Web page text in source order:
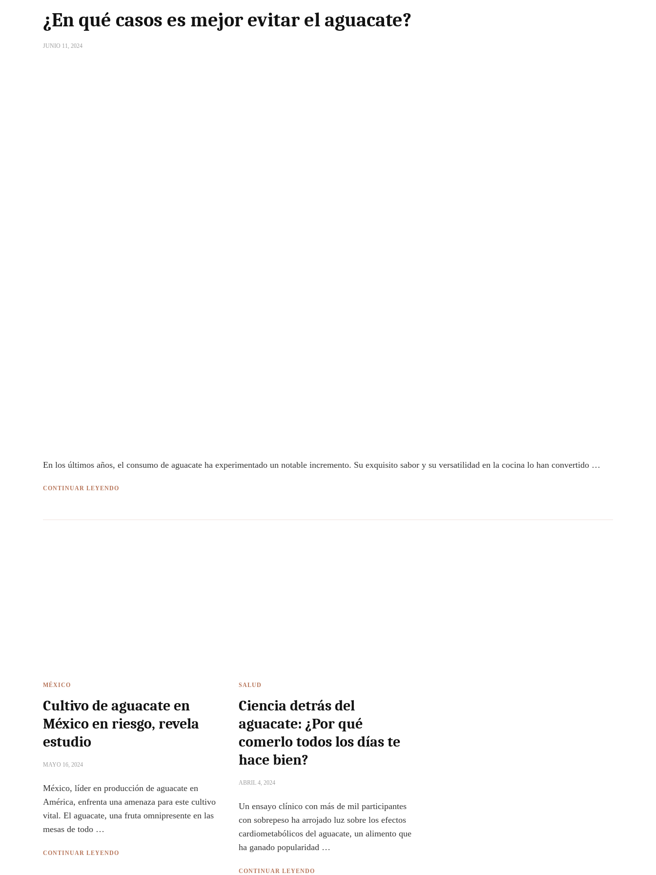
¿En qué casos es mejor evitar el aguacate?
JUNIO 11, 2024
En los últimos años, el consumo de aguacate ha experimentado un notable incremento. Su exquisito sabor y su versatilidad en la cocina lo han convertido …
CONTINUAR LEYENDO
MÉXICO
Cultivo de aguacate en
México en riesgo, revela
estudio
MAYO 16, 2024
México, líder en producción de aguacate en
América, enfrenta una amenaza para este cultivo
vital. El aguacate, una fruta omnipresente en las
mesas de todo …
CONTINUAR LEYENDO
SALUD
Ciencia detrás del
aguacate: ¿Por qué
comerlo todos los días te
hace bien?
ABRIL 4, 2024
Un ensayo clínico con más de mil participantes
con sobrepeso ha arrojado luz sobre los efectos
cardiometabólicos del aguacate, un alimento que
ha ganado popularidad …
CONTINUAR LEYENDO